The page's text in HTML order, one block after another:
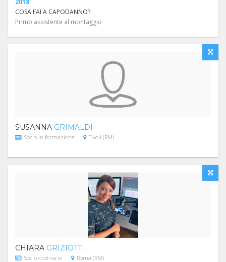
2018
COSA FAI A CAPODANNO?
Primo assistente al montaggio
SUSANNA GRIMALDI
Socio in formazione Tivoli (RM)
CHIARA GRIZIOTTI
Socio ordinario Roma (RM)